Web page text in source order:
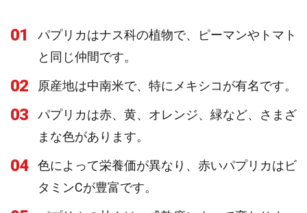
01
パプリカはナス科の植物で、ピーマンやトマト
と同じ仲間です。
02 原産地は中南米で、特にメキシコが有名です。
03
パプリカは赤、黄、オレンジ、緑など、さまざ
まな色があります。
04
色によって栄養価が異なり、赤いパプリカはビ
タミンCが豊富です。